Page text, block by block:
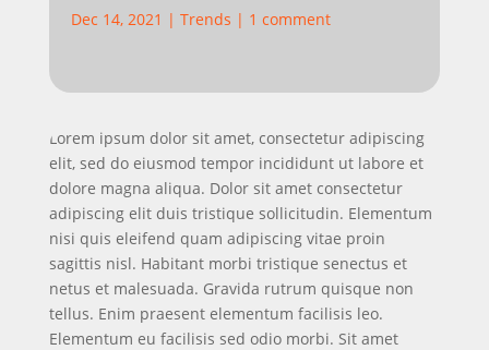
Dec 14, 2021 | Trends | 1 comment
Lorem ipsum dolor sit amet, consectetur adipiscing
elit, sed do eiusmod tempor incididunt ut labore et
dolore magna aliqua. Dolor sit amet consectetur
adipiscing elit duis tristique sollicitudin. Elementum
nisi quis eleifend quam adipiscing vitae proin
sagittis nisl. Habitant morbi tristique senectus et
netus et malesuada. Gravida rutrum quisque non
tellus. Enim praesent elementum facilisis leo.
Elementum eu facilisis sed odio morbi. Sit amet